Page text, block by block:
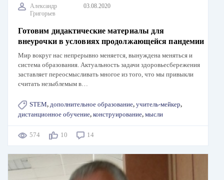
Александр
Григорьев
03.08.2020
Готовим дидактические материалы для
внеурочки в условиях продолжающейся пандемии
Мир вокруг нас непрерывно меняется, вынуждена меняться и
система образования. Актуальность задачи здоровьесбережения
заставляет переосмысливать многое из того, что мы привыкли
считать незыблемым в…
STEM, дополнительное образование, учитель-мейкер,
дистанционное обучение, конструирование, мысли
574 10 14